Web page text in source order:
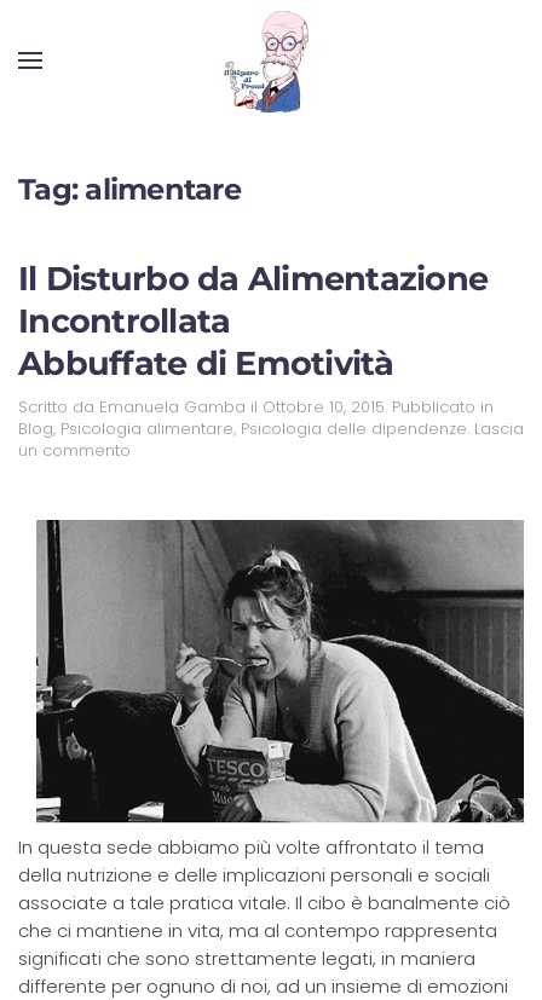
Tag: alimentare
Il Disturbo da Alimentazione
Incontrollata
Abbuffate di Emotività
Scritto da Emanuela Gamba il Ottobre 10, 2015. Pubblicato in
Blog, Psicologia alimentare, Psicologia delle dipendenze. Lascia
un commento
In questa sede abbiamo più volte affrontato il tema
della nutrizione e delle implicazioni personali e sociali
associate a tale pratica vitale. Il cibo è banalmente ciò
che ci mantiene in vita, ma al contempo rappresenta
significati che sono strettamente legati, in maniera
differente per ognuno di noi, ad un insieme di emozioni